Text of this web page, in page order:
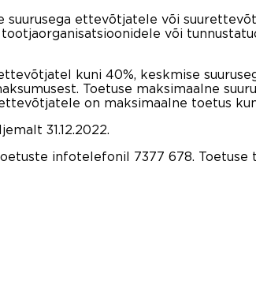
suurusega ettevõtjatele või
või
kuni 40%, keskmise
Toetuse maksimaalne
on maksimaalne toetus
31.12.2022.
infotelefonil 7377 678.